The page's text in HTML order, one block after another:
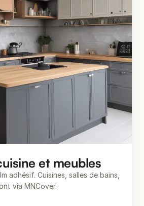
et meubles
adhésif. Cuisines, salles de bains,
via MNCover.